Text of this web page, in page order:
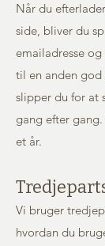
Når du
side, bliver du
emailadresse og
til en anden god
slipper du for at
gang efter
et år.
Vi bruger
hvordan du